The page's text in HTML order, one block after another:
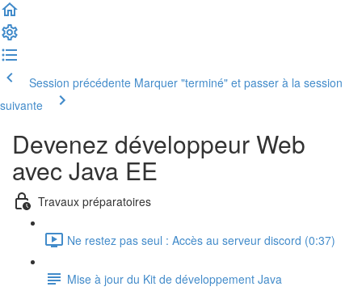
Session précédente Marquer "terminé" et passer à la session
suivante
Devenez développeur Web
avec Java EE
Travaux préparatoires
Ne restez pas seul : Accès au serveur discord (0:37)
Mise à jour du Kit de développement Java